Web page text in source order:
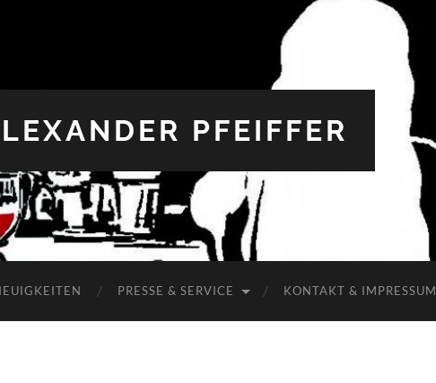
PFEIFFER
PRESSE & SERVICE KONTAKT & IMPRESSUM